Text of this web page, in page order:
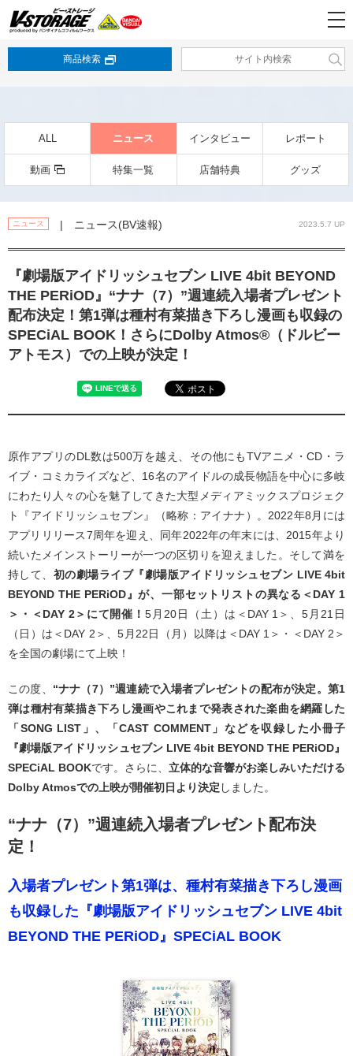
商品検索
ALL ニュース インタビュー レポート
動画 特集一覧 店舗特典 グッズ
ニュース | ニュース(BV速報) 2023.5.7 UP
『劇場版アイドリッシュセブン LIVE 4bit BEYOND
THE PERiOD』“ナナ（7）”週連続入場者プレゼント
配布決定！第1弾は種村有菜描き下ろし漫画も収録の
SPECiAL BOOK！さらにDolby Atmos®（ドルビー
アトモス）での上映が決定！
原作アプリのDL数は500万を越え、その他にもTVアニメ・CD・ラ
イブ・コミカライズなど、16名のアイドルの成長物語を中心に多岐
にわたり人々の心を魅了してきた大型メディアミックスプロジェク
ト『アイドリッシュセブン』（略称：アイナナ）。2022年8月には
アプリリリース7周年を迎え、同年2022年の年末には、2015年より
続いたメインストーリーが一つの区切りを迎えました。そして満を
持して、 初の劇場ライブ『劇場版アイドリッシュセブン LIVE 4bit
BEYOND THE PERiOD』が、一部セットリストの異なる＜DAY 1
＞・＜DAY 2＞にて開催！5月20日（土）は＜DAY 1＞、5月21日
（日）は＜DAY 2＞、5月22日（月）以降は＜DAY 1＞・＜DAY 2＞
を全国の劇場にて上映！
この度、 “ナナ（7）”週連続で入場者プレゼントの配布が決定。第1
弾は種村有菜描き下ろし漫画やこれまで発表された楽曲を網羅した
「SONG LIST」、「CAST COMMENT」などを収録した小冊子
『劇場版アイドリッシュセブン LIVE 4bit BEYOND THE PERiOD』
SPECiAL BOOKです。さらに、 立体的な音響がお楽しみいただける
Dolby Atmosでの上映が開催初日より決定 しました。
“ナナ（7）”週連続入場者プレゼント配布決
定！
入場者プレゼント第1弾は、種村有菜描き下ろし漫画
も収録した『劇場版アイドリッシュセブン LIVE 4bit
BEYOND THE PERiOD』SPECiAL BOOK